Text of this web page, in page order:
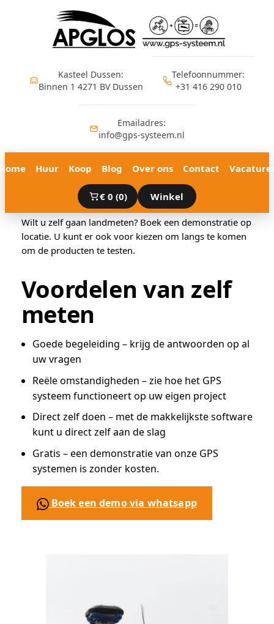
Kasteel Dussen:
Binnen 1 4271 BV Dussen
Telefoonnummer:
+31 416 290 010
Emailadres:
info@gps-systeem.nl
Huur Koop Blog Over ons Contact
€0 (0) Winkel
Wilt u zelf gaan landmeten? Boek een demonstratie op
locatie. U kunt er ook voor kiezen om langs te komen
om de producten te testen.
Voordelen van zelf
meten
Goede begeleiding – krijg de antwoorden op al
uw vragen
Reële omstandigheden – zie hoe het GPS
systeem functioneert op uw eigen project
Direct zelf doen – met de makkelijkste software
kunt u direct zelf aan de slag
Gratis – een demonstratie van onze GPS
systemen is zonder kosten.
Boek een demo via whatsapp